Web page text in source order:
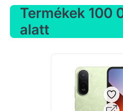
Termékek 100
alatt